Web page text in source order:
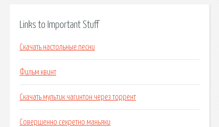
Links to Important Stuff
Скачать настольные песни
Фильм квинт
Скачать мультик чагинтон через торрент
Совершенно секретно маньяки